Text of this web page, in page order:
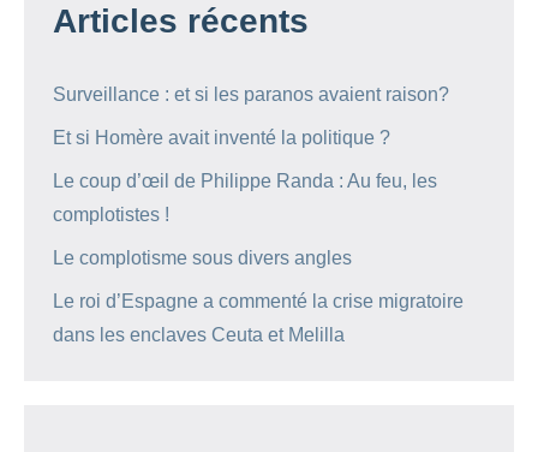
Articles récents
Surveillance : et si les paranos avaient raison?
Et si Homère avait inventé la politique ?
Le coup d’œil de Philippe Randa : Au feu, les
complotistes !
Le complotisme sous divers angles
Le roi d’Espagne a commenté la crise migratoire
dans les enclaves Ceuta et Melilla